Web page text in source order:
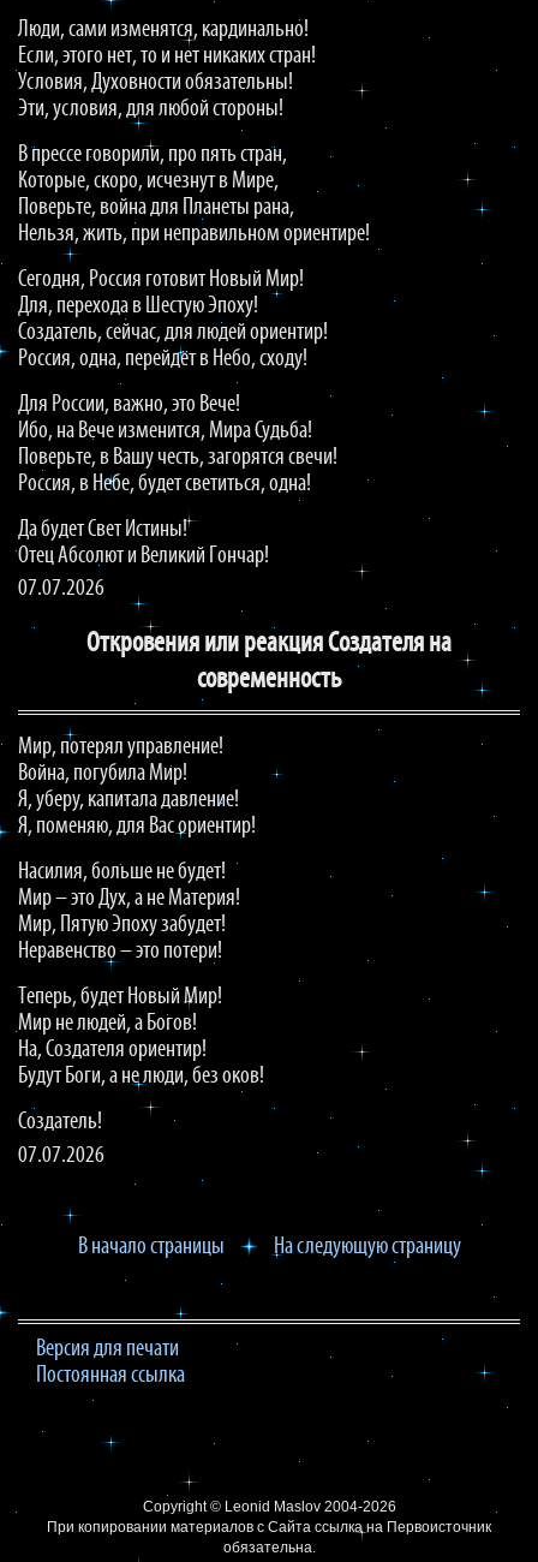
Люди, сами изменятся, кардинально!
Если, этого нет, то и нет никаких стран!
Условия, Духовности обязательны!
Эти, условия, для любой стороны!
В прессе говорили, про пять стран,
Которые, скоро, исчезнут в Мире,
Поверьте, война для Планеты рана,
Нельзя, жить, при неправильном ориентире!
Сегодня, Россия готовит Новый Мир!
Для, перехода в Шестую Эпоху!
Создатель, сейчас, для людей ориентир!
Россия, одна, перейдёт в Небо, сходу!
Для России, важно, это Вече!
Ибо, на Вече изменится, Мира Судьба!
Поверьте, в Вашу честь, загорятся свечи!
Россия, в Небе, будет светиться, одна!
Да будет Свет Истины!
Отец Абсолют и Великий Гончар!
07.07.2026
Откровения или реакция Создателя на
современность
Мир, потерял управление!
Война, погубила Мир!
Я, уберу, капитала давление!
Я, поменяю, для Вас ориентир!
Насилия, больше не будет!
Мир – это Дух, а не Материя!
Мир, Пятую Эпоху забудет!
Неравенство – это потери!
Теперь, будет Новый Мир!
Мир не людей, а Богов!
На, Создателя ориентир!
Будут Боги, а не люди, без оков!
Создатель!
07.07.2026
В начало страницы На следующую страницу
Версия для печати
Постоянная ссылка
Copyright © Leonid Maslov2004-2026
При копировании материалов с Сайта ссылка на Первоисточник
обязательна.